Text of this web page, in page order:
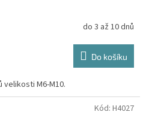
do 3 až 10 dnů
Do košíku
M6-M10.
Kód: H4027